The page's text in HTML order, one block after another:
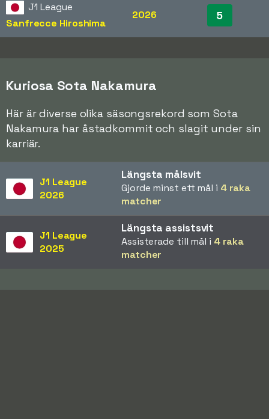
J1 League
Sanfrecce Hiroshima
2026 5
Kuriosa Sota Nakamura
Här är diverse olika säsongsrekord som Sota
Nakamura har åstadkommit och slagit under sin
karriär.
J1 League
2026
Längsta målsvit
Gjorde minst ett mål i 4 raka
matcher
J1 League
2025
Längsta assistsvit
Assisterade till mål i 4 raka
matcher